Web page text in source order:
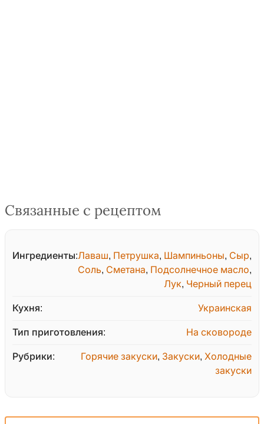
Связанные с рецептом
Ингредиенты:Лаваш, Петрушка, Шампиньоны, Сыр,
Соль, Сметана, Подсолнечное масло,
Лук, Черный перец
Кухня: Украинская
Тип приготовления: На сковороде
Рубрики: Горячие закуски, Закуски, Холодные
закуски